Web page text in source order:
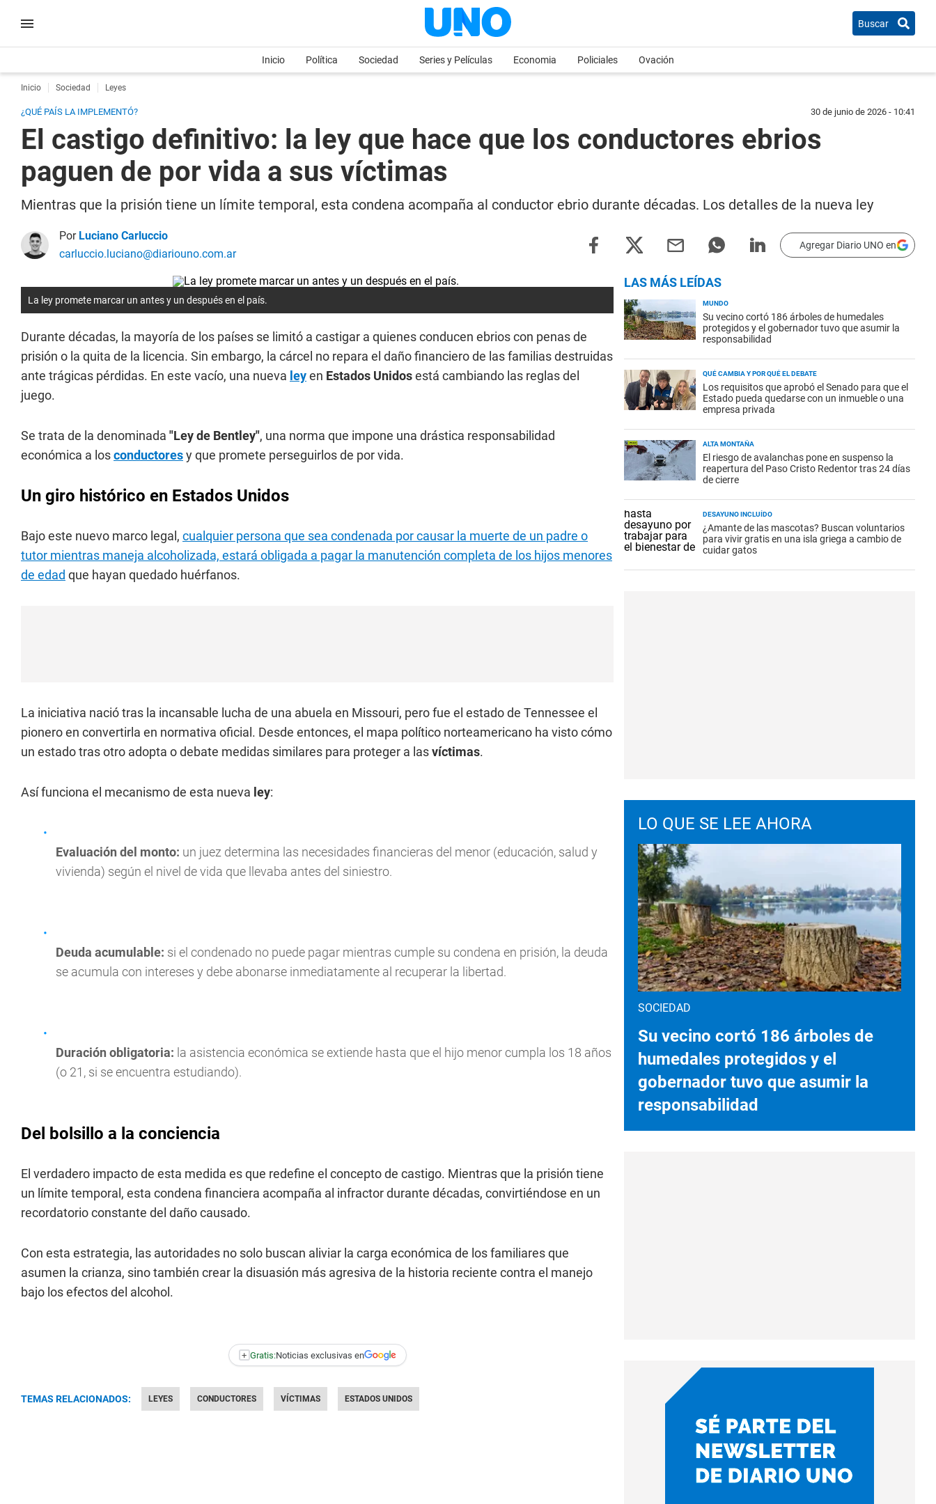
Buscar
Inicio Política Sociedad Series y Películas Economia Policiales Ovación
Inicio Sociedad Leyes
¿QUÉ PAÍS LA IMPLEMENTÓ? 30 de junio de 2026 - 10:41
El castigo definitivo: la ley que hace que los conductores ebrios
paguen de por vida a sus víctimas
Mientras que la prisión tiene un límite temporal, esta condena acompaña al conductor ebrio durante décadas. Los detalles de la nueva ley
Por Luciano Carluccio
carluccio.luciano@diariouno.com.ar
Agregar Diario UNO en
La ley promete marcar un antes y un después en el país.
Durante décadas, la mayoría de los países se limitó a castigar a quienes conducen ebrios con penas de
prisión o la quita de la licencia. Sin embargo, la cárcel no repara el daño financiero de las familias destruidas
ante trágicas pérdidas. En este vacío, una nueva leyen Estados Unidosestá cambiando las reglas del
juego.
Se trata de la denominada "Ley de Bentley", una norma que impone una drástica responsabilidad
económica a losconductoresy que promete perseguirlos de por vida.
Un giro histórico en Estados Unidos
Bajo este nuevo marco legal, cualquier persona que sea condenada por causar la muerte de un padre o
tutor mientras maneja alcoholizada, estará obligada a pagar la manutención completa de los hijos menores
de edad que hayan quedado huérfanos.
La iniciativa nació tras la incansable lucha de una abuela en Missouri, pero fue el estado de Tennessee el
pionero en convertirla en normativa oficial. Desde entonces, el mapa político norteamericano ha visto cómo
un estado tras otro adopta o debate medidas similares para proteger a lasvíctimas.
Así funciona el mecanismo de esta nueva ley:
Evaluación del monto: un juez determina las necesidades financieras del menor (educación, salud y
vivienda) según el nivel de vida que llevaba antes del siniestro.
Deuda acumulable: si el condenado no puede pagar mientras cumple su condena en prisión, la deuda
se acumula con intereses y debe abonarse inmediatamente al recuperar la libertad.
Duración obligatoria: la asistencia económica se extiende hasta que el hijo menor cumpla los 18 años
(o 21, si se encuentra estudiando).
Del bolsillo a la conciencia
El verdadero impacto de esta medida es que redefine el concepto de castigo. Mientras que la prisión tiene
un límite temporal, esta condena financiera acompaña al infractor durante décadas, convirtiéndose en un
recordatorio constante del daño causado.
Con esta estrategia, las autoridades no solo buscan aliviar la carga económica de los familiares que
asumen la crianza, sino también crear la disuasión más agresiva de la historia reciente contra el manejo
bajo los efectos del alcohol.
+ Gratis:Noticias exclusivas en
TEMAS RELACIONADOS: LEYES CONDUCTORES VÍCTIMAS ESTADOS UNIDOS
LAS MÁS LEÍDAS
MUNDO
Su vecino cortó 186 árboles de humedales
protegidos y el gobernador tuvo que asumir la
responsabilidad
QUÉ CAMBIA Y POR QUÉ EL DEBATE
Los requisitos que aprobó el Senado para que el
Estado pueda quedarse con un inmueble o una
empresa privada
ALTA MONTAÑA
El riesgo de avalanchas pone en suspenso la
reapertura del Paso Cristo Redentor tras 24 días
de cierre
DESAYUNO INCLUÍDO
¿Amante de las mascotas? Buscan voluntarios
para vivir gratis en una isla griega a cambio de
cuidar gatos
LO QUE SE LEE AHORA
SOCIEDAD
Su vecino cortó 186 árboles de
humedales protegidos y el
gobernador tuvo que asumir la
responsabilidad